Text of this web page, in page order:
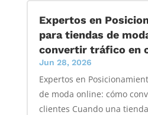
Expertos en
para tiendas de
convertir tráfico en
Jun 28, 2026
Expertos en
de moda online: cómo
clientes Cuando una